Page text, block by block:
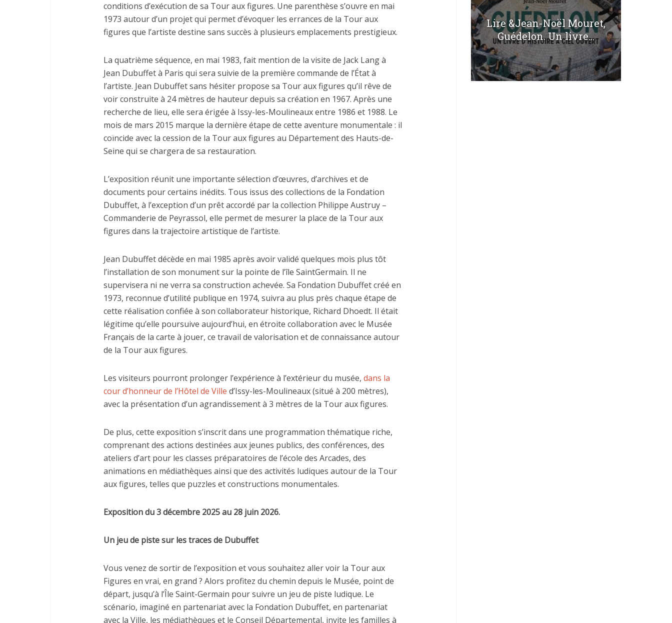
conditions d’exécution de sa Tour aux figures. Une parenthèse s’ouvre en mai
1973 autour d’un projet qui permet d’évoquer les errances de la Tour aux
figures que l’artiste destine sans succès à plusieurs emplacements prestigieux.
La quatrième séquence, en mai 1983, fait mention de la visite de Jack Lang à
Jean Dubuffet à Paris qui sera suivie de la première commande de l’État à
l’artiste. Jean Dubuffet sans hésiter propose sa Tour aux figures qu’il rêve de
voir construite à 24 mètres de hauteur depuis sa création en 1967. Après une
recherche de lieu, elle sera érigée à Issy-les-Moulineaux entre 1986 et 1988. Le
mois de mars 2015 marque la dernière étape de cette aventure monumentale : il
coïncide avec la cession de la Tour aux figures au Département des Hauts-de-
Seine qui se chargera de sa restauration.
L’exposition réunit une importante sélection d’œuvres, d’archives et de
documents pour certains inédits. Tous issus des collections de la Fondation
Dubuffet, à l’exception d’un prêt accordé par la collection Philippe Austruy –
Commanderie de Peyrassol, elle permet de mesurer la place de la Tour aux
figures dans la trajectoire artistique de l’artiste.
Jean Dubuffet décède en mai 1985 après avoir validé quelques mois plus tôt
l’installation de son monument sur la pointe de l’île SaintGermain. Il ne
supervisera ni ne verra sa construction achevée. Sa Fondation Dubuffet créé en
1973, reconnue d’utilité publique en 1974, suivra au plus près chaque étape de
cette réalisation confiée à son collaborateur historique, Richard Dhoedt. Il était
légitime qu’elle poursuive aujourd’hui, en étroite collaboration avec le Musée
Français de la carte à jouer, ce travail de valorisation et de connaissance autour
de la Tour aux figures.
Les visiteurs pourront prolonger l’expérience à l’extérieur du musée, dans la
cour d’honneur de l’Hôtel de Ville d’Issy-les-Moulineaux (situé à 200 mètres),
avec la présentation d’un agrandissement à 3 mètres de la Tour aux figures.
De plus, cette exposition s’inscrit dans une programmation thématique riche,
comprenant des actions destinées aux jeunes publics, des conférences, des
ateliers d’art pour les classes préparatoires de l’école des Arcades, des
animations en médiathèques ainsi que des activités ludiques autour de la Tour
aux figures, telles que puzzles et constructions monumentales.
Exposition du 3 décembre 2025 au 28 juin 2026.
Un jeu de piste sur les traces de Dubuffet
Vous venez de sortir de l’exposition et vous souhaitez aller voir la Tour aux
Figures en vrai, en grand ? Alors profitez du chemin depuis le Musée, point de
départ, jusqu’à l’Île Saint-Germain pour suivre un jeu de piste ludique. Le
scénario, imaginé en partenariat avec la Fondation Dubuffet, en partenariat
avec la Ville, les médiathèques et le Conseil Départemental, invite les familles à
Lire &Jean-Noël Mouret,
Guédelon. Un livre...